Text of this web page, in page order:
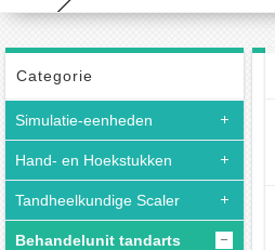
Categorie
Simulatie-eenheden
Hand- en Hoekstukken
Tandheelkundige Scaler
Behandelunit tandarts